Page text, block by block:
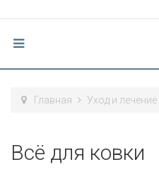
Главная Уход и лечение
Всё для ковки